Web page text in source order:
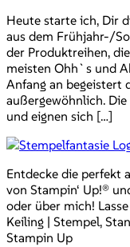
Heute starte ich, Dir
aus dem Frühjahr-/
der Produktreihen,
meisten Ohh`s und
Anfang an begeistert
außergewöhnlich.
und eignen sich […]
Entdecke die perfekt
von Stampin‘ Up!®
oder über mich!
Keiling | Stempel,
Stampin Up